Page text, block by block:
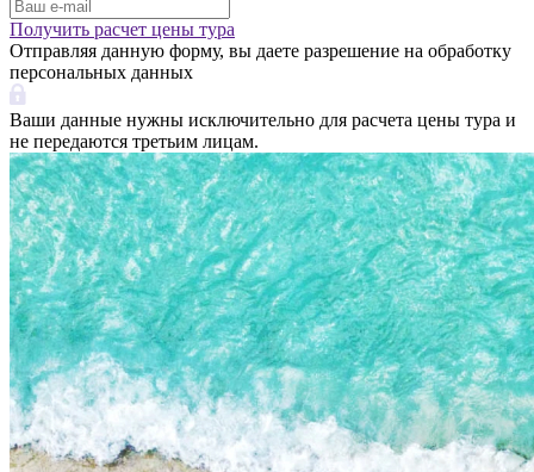
Получить расчет цены тура
Отправляя данную форму, вы даете разрешение на обработку
персональных данных
Ваши данные нужны исключительно для расчета цены тура и
не передаются третьим лицам.